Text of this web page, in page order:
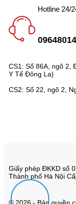
CS1: Số 86A, ngõ 2,
Y Tế Đông La)
CS2: Số 22, ngõ 2,
Hotline 24/
Giấy phép ĐKKD số
Thành phố Hà Nội
© 2026 - Bản quyền